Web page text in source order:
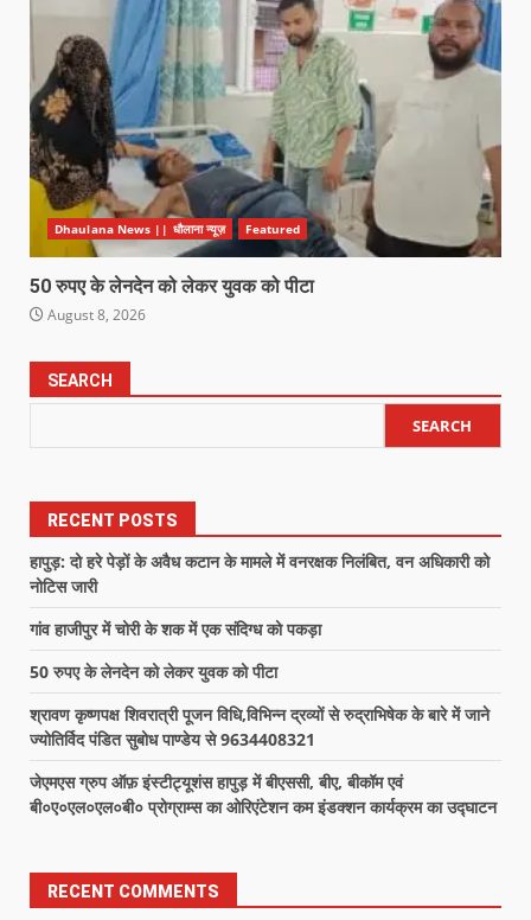
Dhaulana News || धौलाना न्यूज़ Featured
50 रुपए के लेनदेन को लेकर युवक को पीटा
August 8, 2026
SEARCH
SEARCH
RECENT POSTS
हापुड़: दो हरे पेड़ों के अवैध कटान के मामले में वनरक्षक निलंबित, वन अधिकारी को
नोटिस जारी
गांव हाजीपुर में चोरी के शक में एक संदिग्ध को पकड़ा
50 रुपए के लेनदेन को लेकर युवक को पीटा
श्रावण कृष्णपक्ष शिवरात्री पूजन विधि,विभिन्न द्रव्यों से रुद्राभिषेक के बारे में जाने
ज्योतिर्विद पंडित सुबोध पाण्डेय से 9634408321
जेएमएस ग्रुप ऑफ़ इंस्टीट्यूशंस हापुड़ में बीएससी, बीए, बीकॉम एवं
बी०ए०एल०एल०बी० प्रोग्राम्स का ओरिएंटेशन कम इंडक्शन कार्यक्रम का उद्घाटन
RECENT COMMENTS